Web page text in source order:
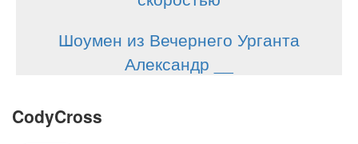
Шоумен из Вечернего Урганта
Александр __
CodyCross